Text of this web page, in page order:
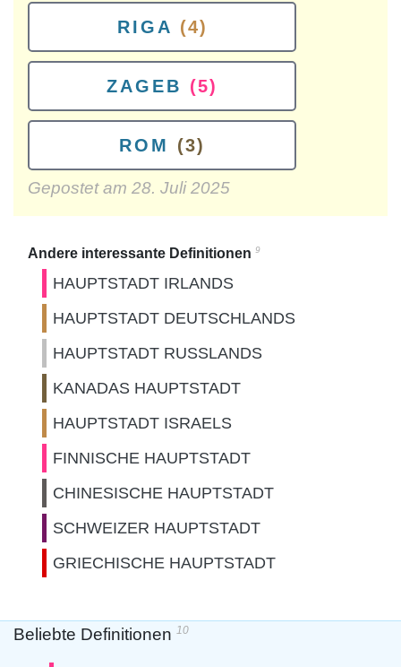
RIGA (4)
ZAGEB (5)
ROM (3)
Gepostet am 28. Juli 2025
Andere interessante Definitionen 9
HAUPTSTADT IRLANDS
HAUPTSTADT DEUTSCHLANDS
HAUPTSTADT RUSSLANDS
KANADAS HAUPTSTADT
HAUPTSTADT ISRAELS
FINNISCHE HAUPTSTADT
CHINESISCHE HAUPTSTADT
SCHWEIZER HAUPTSTADT
GRIECHISCHE HAUPTSTADT
Beliebte Definitionen 10